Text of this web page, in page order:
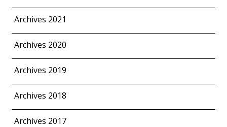
Archives 2021
Archives 2020
Archives 2019
Archives 2018
Archives 2017